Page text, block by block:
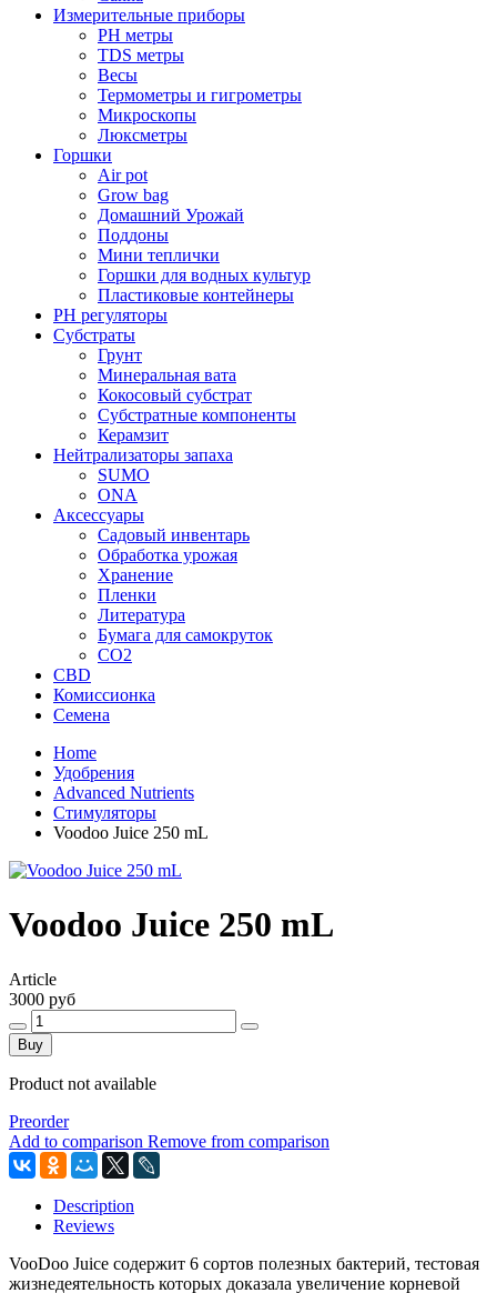
Измерительные приборы
PH метры
TDS метры
Весы
Термометры и гигрометры
Микроскопы
Люксметры
Горшки
Air pot
Grow bag
Домашний Урожай
Поддоны
Мини теплички
Горшки для водных культур
Пластиковые контейнеры
PH регуляторы
Субстраты
Грунт
Минеральная вата
Кокосовый субстрат
Субстратные компоненты
Керамзит
Нейтрализаторы запаха
SUMO
ONA
Аксессуары
Садовый инвентарь
Обработка урожая
Хранение
Пленки
Литература
Бумага для самокруток
CO2
CBD
Комисcионка
Семена
Home
Удобрения
Advanced Nutrients
Стимуляторы
Voodoo Juice 250 mL
Voodoo Juice 250 mL
Article
3000 руб
Buy
Product not available
Preorder
Add to comparison Remove from comparison
Description
Reviews
VooDoo Juice содержит 6 сортов полезных бактерий, тестовая
жизнедеятельность которых доказала увеличение корневой